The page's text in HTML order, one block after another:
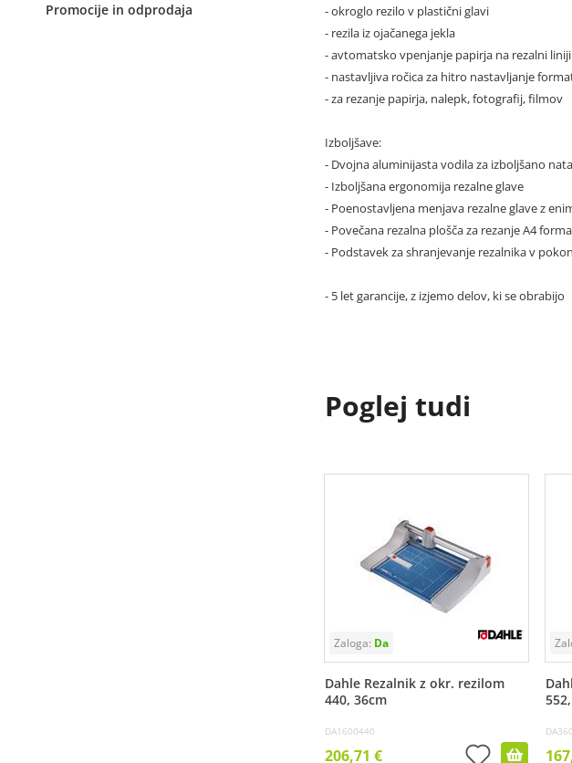
Promocije in odprodaja
- okroglo rezilo v plastični glavi
- rezila iz ojačanega jekla
- avtomatsko vpenjanje papirja na rezalni liniji
- nastavljiva ročica za hitro nastavljanje
- za rezanje papirja, nalepk, fotografij, filmov
Izboljšave:
- Dvojna aluminijasta vodila za izboljšano
- Izboljšana ergonomija rezalne glave
- Poenostavljena menjava rezalne glave z
- Povečana rezalna plošča za rezanje A4
- Podstavek za shranjevanje rezalnika v
- 5 let garancije, z izjemo delov, ki se obrabijo
Poglej tudi
Dahle Rezalnik z okr. rezilom
440, 36cm
DA1600440
206,71 €